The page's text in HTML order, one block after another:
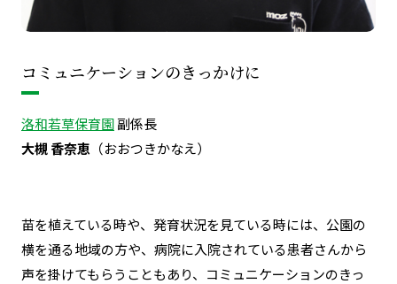
コミュニケーションのきっかけに
洛和若草保育園副係長
大槻 香奈恵 （おおつきかなえ）
苗を植えている時や、発育状況を見ている時には、 公園の
横を通る地域の方や、病院に入院されている患者さんから
声を掛けてもらうこともあり、コミュニケーションのきっ